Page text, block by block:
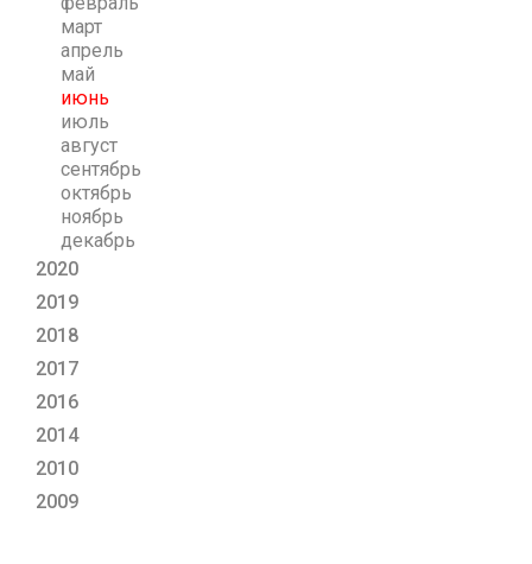
март
апрель
май
июнь
июль
август
сентябрь
октябрь
ноябрь
декабрь
2020
2019
2018
2017
2016
2014
2010
2009